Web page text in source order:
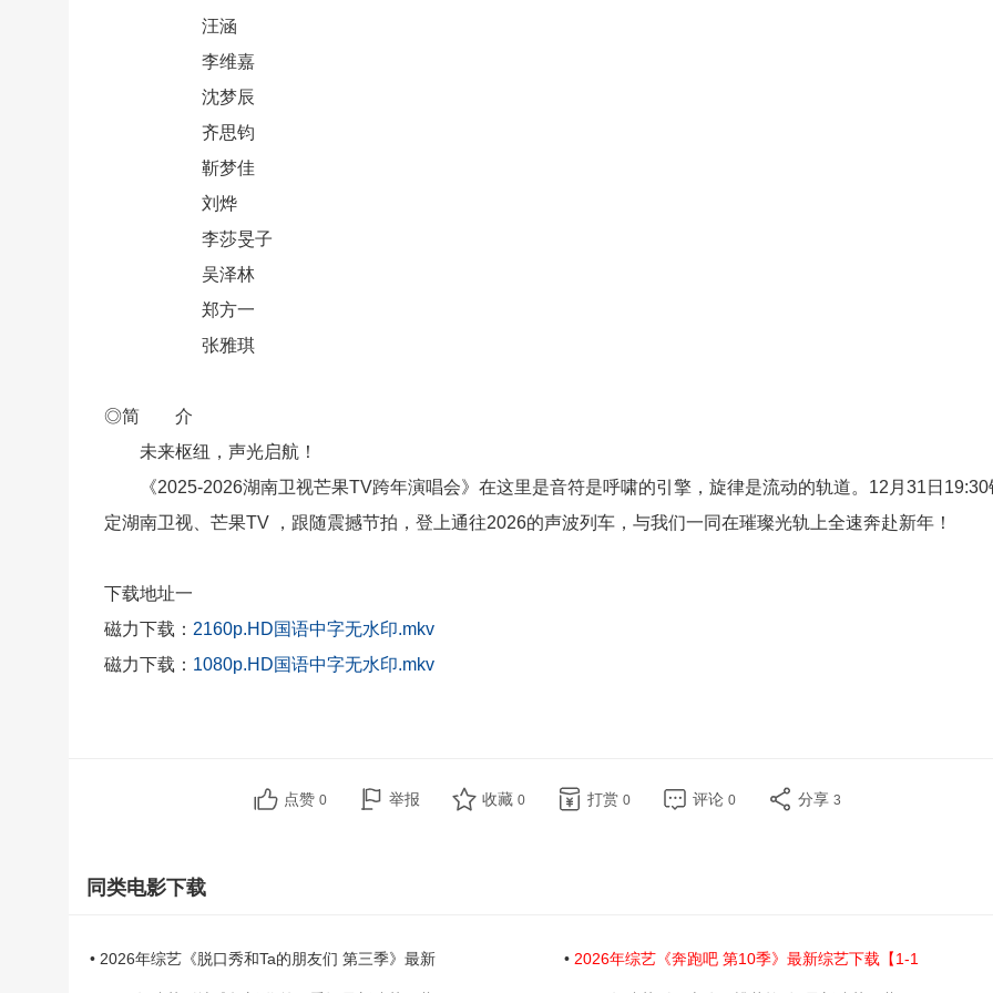
汪涵
李维嘉
沈梦辰
齐思钧
靳梦佳
刘烨
李莎旻子
吴泽林
郑方一
张雅琪
◎简 介
未来枢纽，声光启航！
《2025-2026湖南卫视芒果TV跨年演唱会》在这里是音符是呼啸的引擎，旋律是流动的轨道。12月31日19:30
定湖南卫视、芒果TV ，跟随震撼节拍，登上通往2026的声波列车，与我们一同在璀璨光轨上全速奔赴新年！
下载地址一
磁力下载： 2160p.HD国语中字无水印.mkv
磁力下载： 1080p.HD国语中字无水印.mkv
点赞 0 举报 收藏 0 打赏 0 评论 0 分享 3
同类电影下载
• 2026年综艺《脱口秀和Ta的朋友们 第三季》最新 • 2026年综艺《奔跑吧 第10季》最新综艺下载【1-1